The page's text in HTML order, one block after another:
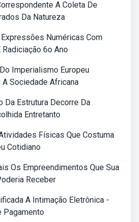
A Coleta De
Da Natureza
Numéricas Com
6o Ano
Imperialismo Europeu
Sociedade Africana
Da Estrutura Decorre Da
Entretanto
Físicas Que Costuma
Cotidiano
Os Empreendimentos Que Sua
Receber
A Intimação Eletrônica -
Pagamento